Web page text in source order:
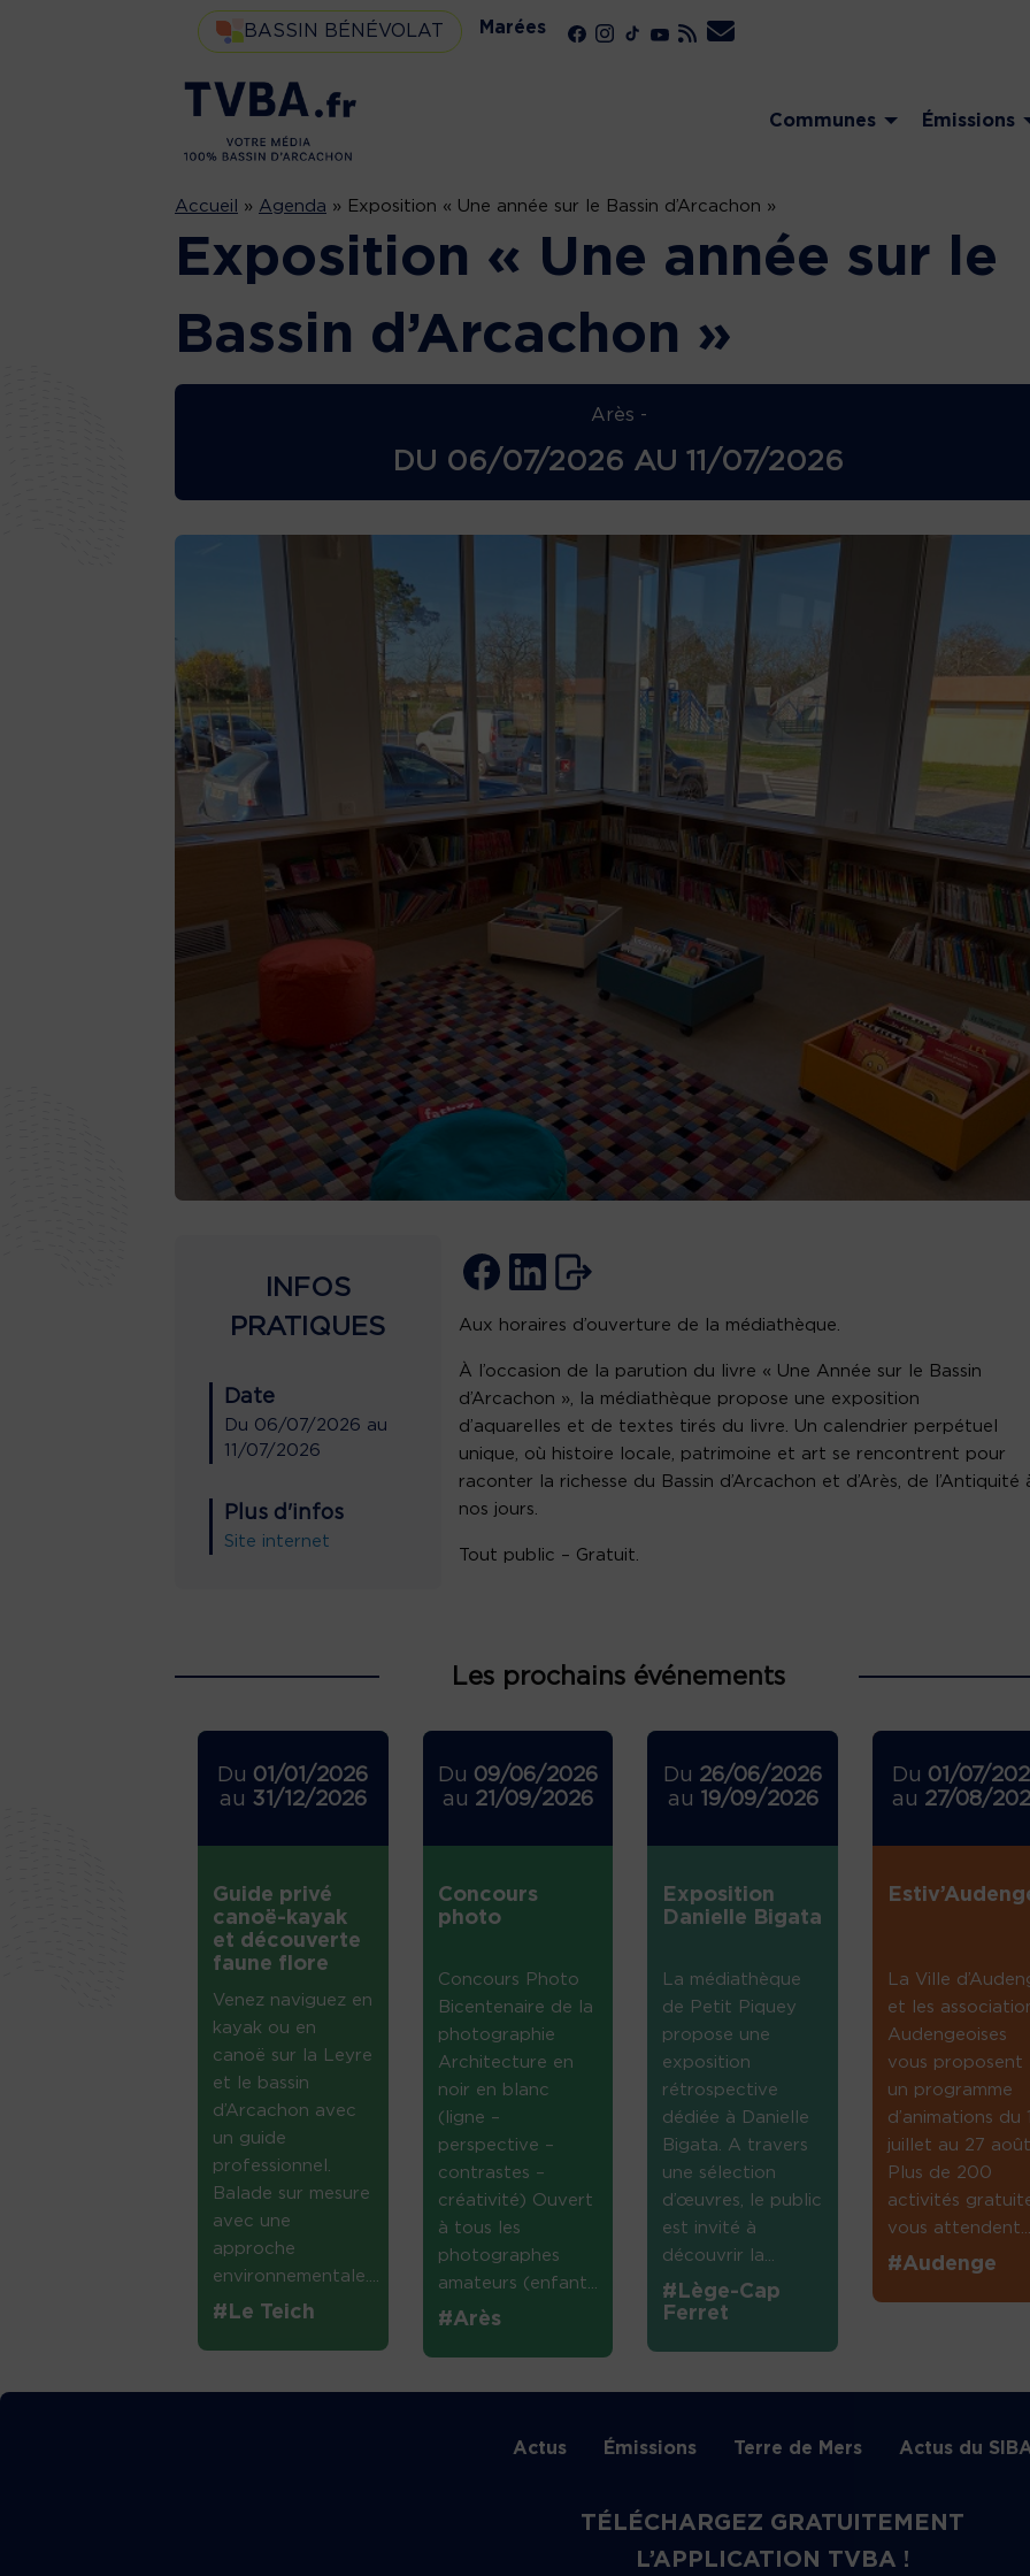
BASSIN BÉNÉVOLAT Marées
Communes Émissions
Accueil » Agenda » Exposition « Une année sur le Bassin d’Arcachon »
Exposition « Une année sur le
Bassin d’Arcachon »
Arès -
DU 06/07/2026 AU11/07/2026
INFOS
PRATIQUES
Date
Du 06/07/2026 au
11/07/2026
Plus d'infos
Site internet
Aux horaires d’ouverture de la médiathèque.
À l’occasion de la parution du livre « Une Année sur le Bassin
d’Arcachon », la médiathèque propose une exposition
d’aquarelles et de textes tirés du livre. Un calendrier perpétuel
unique, où histoire locale, patrimoine et art se rencontrent pour
raconter la richesse du Bassin d’Arcachon et d’Arès, de l’Antiquité
nos jours.
Tout public – Gratuit.
Les prochains événements
Du 01/01/2026
au 31/12/2026
Guide privé
canoë-kayak
et découverte
faune flore
Venez naviguez en
kayak ou en
canoë sur la Leyre
et le bassin
d’Arcachon avec
un guide
professionnel.
Balade sur mesure
avec une
approche
environnementale....
#Le Teich
Du 09/06/2026
au 21/09/2026
Concours
photo
Concours Photo
Bicentenaire de la
photographie
Architecture en
noir en blanc
(ligne –
perspective –
contrastes –
créativité) Ouvert
à tous les
photographes
amateurs (enfant...
#Arès
Du 26/06/2026
au 19/09/2026
Exposition
Danielle Bigata
La médiathèque
de Petit Piquey
propose une
exposition
rétrospective
dédiée à Danielle
Bigata. A travers
une sélection
d’œuvres, le public
est invité à
découvrir la...
#Lège-Cap
Ferret
Du 01/07/
au 27/08/
La Ville
et les
Audengeoises
vous proposent
un programme
d’animations du
juillet au 27
Plus de 200
activités
vous
#Audenge
Actus Émissions Terre de Mers Actus du
TÉLÉCHARGEZ GRATUITEMENT
L’APPLICATION TVBA !